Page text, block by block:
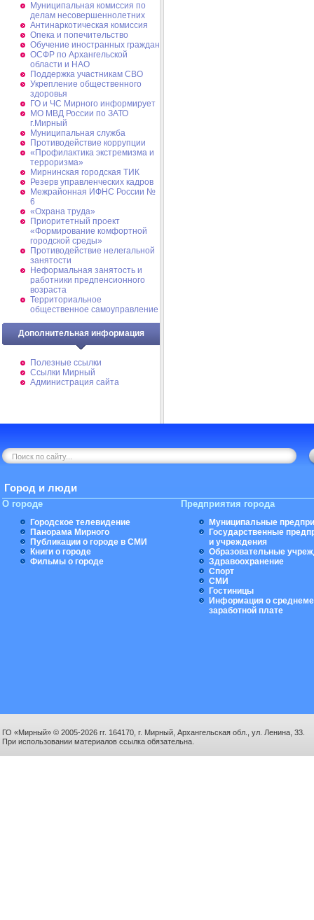
Муниципальная комиссия по
делам несовершеннолетних
Антинаркотическая комиссия
Опека и попечительство
Обучение иностранных граждан
ОСФР по Архангельской
области и НАО
Поддержка участникам СВО
Укрепление общественного
здоровья
ГО и ЧС Мирного информирует
МО МВД России по ЗАТО
г.Мирный
Муниципальная cлужба
Противодействие коррупции
«Профилактика экстремизма и
терроризма»
Мирнинская городская ТИК
Резерв управленческих кадров
Межрайонная ИФНС России №
6
«Охрана труда»
Приоритетный проект
«Формирование комфортной
городской среды»
Противодействие нелегальной
занятости
Неформальная занятость и
работники предпенсионного
возраста
Территориальное
общественное самоуправление
Дополнительная информация
Полезные ссылки
Ссылки Мирный
Администрация сайта
Город и люди
О городе
Городское телевидение
Панорама Мирного
Публикации о городе в СМИ
Книги о городе
Фильмы о городе
Предприятия города
Муниципальные
Государственные
и учреждения
Образовательные
Здравоохранение
Спорт
СМИ
Гостиницы
Информация о
заработной плате
ГО «Мирный» © 2005-2026 гг. 164170, г. Мирный, Архангельская обл., ул. Ленина, 33.
При использовании материалов ссылка обязательна.